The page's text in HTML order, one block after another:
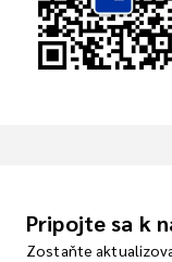
Pripojte sa k
Zostaňte